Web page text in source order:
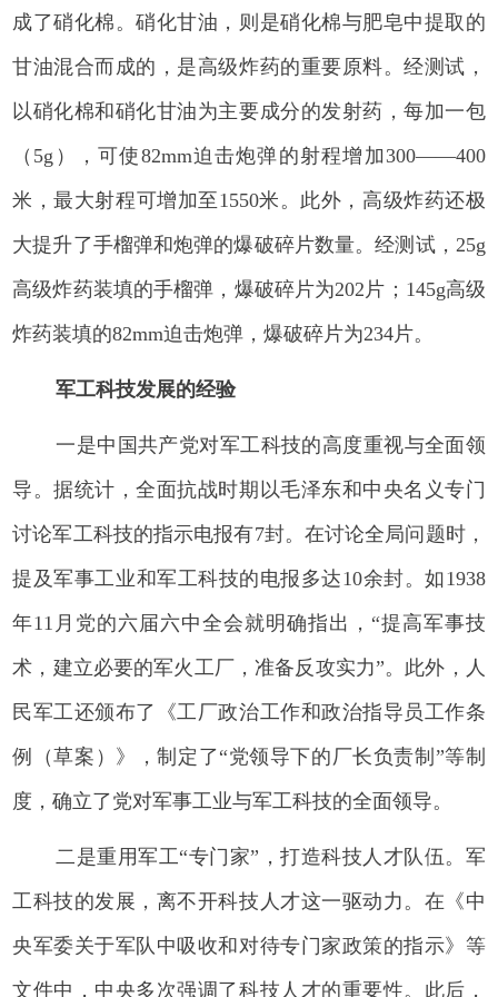
成了硝化棉。硝化甘油，则是硝化棉与肥皂中提取的
甘油混合而成的，是高级炸药的重要原料。经测试，
以硝化棉和硝化甘油为主要成分的发射药，每加一包
（5g），可使82mm迫击炮弹的射程增加300——400
米，最大射程可增加至1550米。此外，高级炸药还极
大提升了手榴弹和炮弹的爆破碎片数量。经测试，25g
高级炸药装填的手榴弹，爆破碎片为202片；145g高级
炸药装填的82mm迫击炮弹，爆破碎片为234片。
军工科技发展的经验
一是中国共产党对军工科技的高度重视与全面领
导。据统计，全面抗战时期以毛泽东和中央名义专门
讨论军工科技的指示电报有7封。在讨论全局问题时，
提及军事工业和军工科技的电报多达10余封。如1938
年11月党的六届六中全会就明确指出，“提高军事技
术，建立必要的军火工厂，准备反攻实力”。此外，人
民军工还颁布了《工厂政治工作和政治指导员工作条
例（草案）》，制定了“党领导下的厂长负责制”等制
度，确立了党对军事工业与军工科技的全面领导。
二是重用军工“专门家”，打造科技人才队伍。军
工科技的发展，离不开科技人才这一驱动力。在《中
央军委关于军队中吸收和对待专门家政策的指示》等
文件中，中央多次强调了科技人才的重要性。此后，